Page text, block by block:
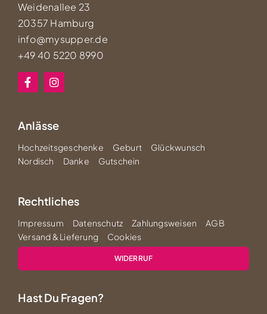
Weidenallee 23
20357 Hamburg
info@mysupper.de
+49 40 5220 8990
Anlässe
Hochzeitsgeschenke Geburt
Glückwunsch
Nordisch
Danke Gutschein
Rechtliches
Impressum Datenschutz Zahlungsweisen
AGB
Versand & Lieferung
Cookies
WIDERRUF
Hast Du Fragen?